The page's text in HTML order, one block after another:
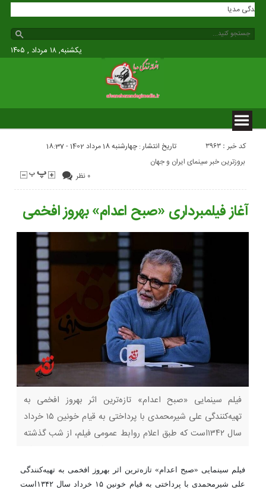
زندگی مدیا
یکشنبه, ۱۸ مرداد , ۱۴۰۵
کد خبر : 3963 تاریخ انتشار : چهارشنبه 18 مرداد 1402 - 18:37
۰ نظر
بروزترین خبر سینمای ایران و جهان
آغاز فیلمبرداری «صبح اعدام» بهروز افخمی
فیلم سینمایی «صبح اعدام» تازه‌ترین اثر بهروز افخمی به
تهیه‌کنندگی علی شیرمحمدی با پرداختی به قیام خونین ۱۵ خرداد
سال ۱۳۴۲است که طبق اعلام روابط عمومی فیلم، از شب گذشته
اقتباسی از گزارش مفصل یک خبرنگار از تیرباران و اعدام شهید
طیب حاج‌رضایی و اسماعیل
فیلم سینمایی «صبح اعدام» تازه‌ترین اثر بهروز افخمی به تهیه‌کنندگی
علی شیرمحمدی با پرداختی به قیام خونین ۱۵ خرداد سال ۱۳۴۲است